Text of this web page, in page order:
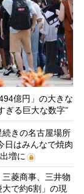
億円」の大きな
ぎる巨大な数字”
続きの名古屋場所
日はみんなで焼肉
増に
三菱商事、三井物
で約6割」の現